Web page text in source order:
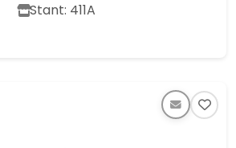
Stant: 411A